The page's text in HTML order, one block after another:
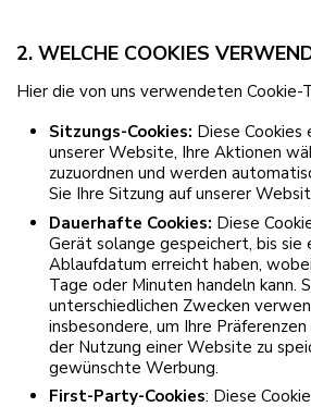
2. WELCHE COOKIES
Hier die von uns verwendeten Cookie-
Sitzungs-Cookies: Diese Cookies
unserer Website, Ihre Aktionen
zuzuordnen und werden
Sie Ihre Sitzung auf unserer
Dauerhafte Cookies: Diese
Gerät solange gespeichert, bis
Ablaufdatum erreicht haben,
Tage oder Minuten handeln kann.
unterschiedlichen Zwecken
insbesondere, um Ihre
der Nutzung einer Website zu
gewünschte Werbung.
First-Party-Cookies: Diese